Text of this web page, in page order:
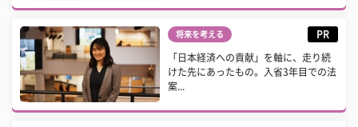
将来を考える PR
「日本経済への貢献」を軸に、走り続
けた先にあったもの。入省3年目での法
案...